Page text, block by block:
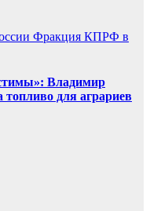
Фракция КПРФ в
Владимир
для аграриев